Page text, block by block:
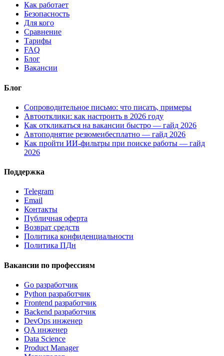
Как работает
Безопасность
Для кого
Сравнение
Тарифы
FAQ
Блог
Вакансии
Блог
Сопроводительное письмо: что писать, примеры
Автоотклики: как настроить в 2026 году
Как откликаться на вакансии быстро — гайд 2026
Автоподнятие резюмеибесплатно — гайд 2026
Как пройти ИИ-фильтры при поиске работы — гайд
2026
Поддержка
Telegram
Email
Контакты
Публичная оферта
Возврат средств
Политика конфиденциальности
Политика ПДн
Вакансии по профессиям
Go разработчик
Python разработчик
Frontend разработчик
Backend разработчик
DevOps инженер
QA инженер
Data Science
Product Manager